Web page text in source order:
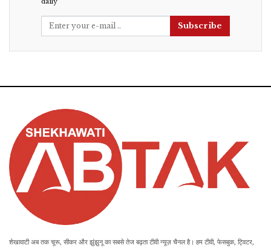
Subscribe
शेखावाटी अब तक चूरू, सीकर और झुंझुनू का सबसे तेज बढ़ता टीवी न्यूज़ चैनल है। हम टीवी, फेसबुक, ट्विटर,